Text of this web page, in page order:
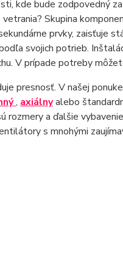
kde bude zodpovedný
Skupina
prvky, zaisťuje
svojich potrieb.
V prípade potreby
presnosť. V našej
, axiálnyalebo
rozmery a ďalšie
s mnohými